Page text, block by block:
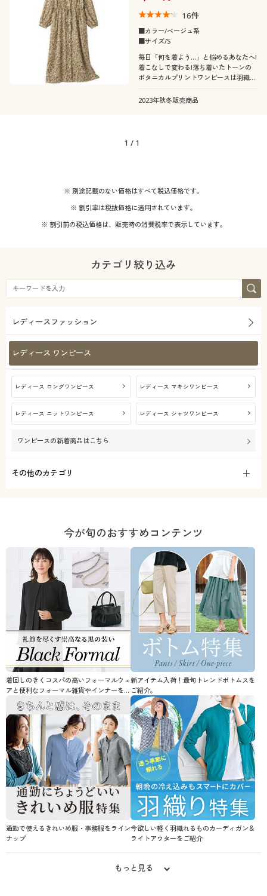
16件
■カラー/ベージュ系
■サイズ/S
毎日「何を着よう…」と悩めるあなたへ!
着こなしで変わる!落ち着いたトーンの
ボタニカルプリントワンピースは羽織り
2023年秋冬販売商品
1 / 1
※ 別途記載のない価格はすべて税込価格です。
※ 割引率は税抜価格に適用されています。
※ 割引前の税込価格は、販売時の消費税率で表示しています。
カテゴリ絞り込み
レディースファッション
レディース ワンピース
レディース ロングワンピース レディース マキシワンピース
レディース ニットワンピース レディース シャツワンピース
ワンピースの新着商品はこちら
その他のカテゴリ
今が旬のおすすめコンテンツ
着回しのきくコスパの高いフォーマルウェ
アと便利なフォーマル雑貨やインナーを…
新アイテム入荷！最旬トレンドボトムスを
ご紹介。
通勤で使えるきれいめ服・事務服をライン
ナップ
今欲しい軽く羽織れるものカーディガン＆
ライトアウターをご紹介
もっと見る